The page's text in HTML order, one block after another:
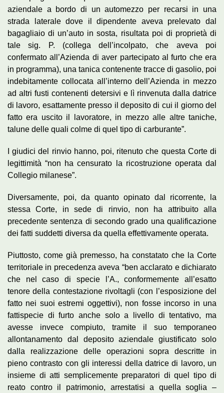
aziendale a bordo di un automezzo per recarsi in una
strada laterale dove il dipendente aveva prelevato dal
bagagliaio di un’auto in sosta, risultata poi di proprietà di
tale sig. P. (collega dell’incolpato, che aveva poi
confermato all’Azienda di aver partecipato al furto che era
in programma), una tanica contenente tracce di gasolio, poi
indebitamente collocata all’interno dell’Azienda in mezzo
ad altri fusti contenenti detersivi e lì rinvenuta dalla datrice
di lavoro, esattamente presso il deposito di cui il giorno del
fatto era uscito il lavoratore, in mezzo alle altre taniche,
talune delle quali colme di quel tipo di carburante”.
I giudici del rinvio hanno, poi, ritenuto che questa Corte di
legittimità “non ha censurato la ricostruzione operata dal
Collegio milanese”.
Diversamente, poi, da quanto opinato dal ricorrente, la
stessa Corte, in sede di rinvio, non ha attribuito alla
precedente sentenza di secondo grado una qualificazione
dei fatti suddetti diversa da quella effettivamente operata.
Piuttosto, come già premesso, ha constatato che la Corte
territoriale in precedenza aveva “ben acclarato e dichiarato
che nel caso di specie l’A., conformemente all’esatto
tenore della contestazione rivoltagli (con l’esposizione del
fatto nei suoi estremi oggettivi), non fosse incorso in una
fattispecie di furto anche solo a livello di tentativo, ma
avesse invece compiuto, tramite il suo temporaneo
allontanamento dal deposito aziendale giustificato solo
dalla realizzazione delle operazioni sopra descritte in
pieno contrasto con gli interessi della datrice di lavoro, un
insieme di atti semplicemente preparatori di quel tipo di
reato contro il patrimonio, arrestatisi a quella soglia –